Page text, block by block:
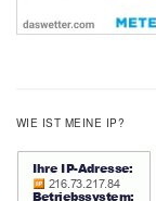
WIE IST MEINE IP?